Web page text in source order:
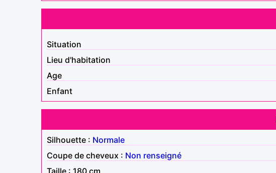
Situation
Lieu d'habitation
Age
Enfant
Silhouette : Normale
Coupe de cheveux : Non renseigné
Taille : 180 cm